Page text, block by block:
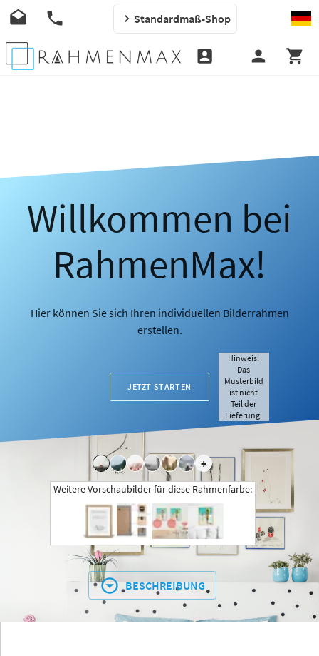
Standardmaß-Shop
Willkommen bei
RahmenMax!
Hier können Sie sich Ihren individuellen Bilderrahmen
erstellen.
JETZT STARTEN
+
Hinweis:
Das
Musterbild
ist nicht
Teil der
Lieferung.
Weitere Vorschaubilder für diese Rahmenfarbe:
BESCHREIBUNG